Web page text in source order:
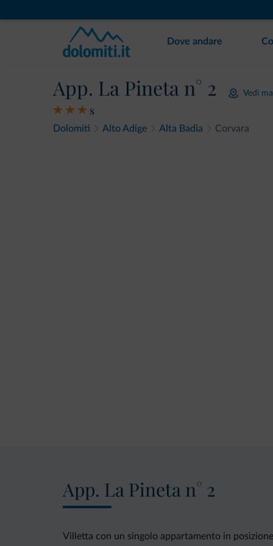
Dove andare
App. La Pineta n° 2 Vedi
s
Dolomiti Alto Adige Alta Badia Corvara
App. La Pineta n° 2
Villetta con un singolo appartamento in